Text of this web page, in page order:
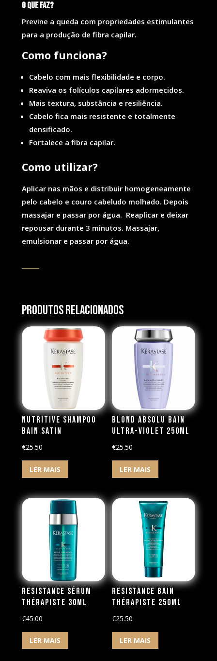
O que faz?
Previne a queda com propriedades estimulantes
para a produção de fibra capilar.
Como funciona?
Cabelo com mais flexibilidade e corpo.
Reaviva os folículos capilares adormecidos.
Mais textura, substância e resiliência.
Cabelo fica mais resistente e totalmente
densificado.
Fortalece a fibra capilar.
Como utilizar?
Aplicar nas mãos e distribuir homogeneamente
pelo cabelo e couro cabeludo molhado. Depois
massajar e passar por água. Reaplicar e deixar
repousar durante 3 minutos. Massajar,
emulsionar e passar por água.
Produtos Relacionados
Nutritive Shampoo
Bain Satin
€25.50
LER MAIS
Blond Absolu Bain
Ultra-Violet 250ml
€25.50
LER MAIS
Resistance Sérum
Thérapiste 30ml
€45.00
LER MAIS
Resistance Bain
Thérapiste 250ml
€25.50
LER MAIS